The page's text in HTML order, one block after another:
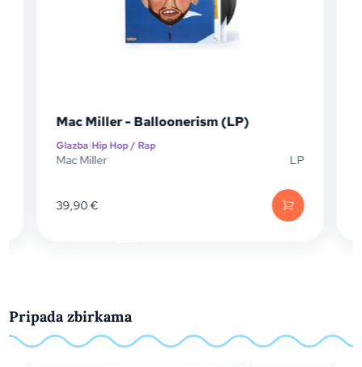
Mac Miller - Balloonerism (LP)
Glazba|Hip Hop / Rap
Mac Miller LP
39,90€
Pripada zbirkama